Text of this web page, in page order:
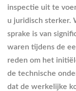
inspectie uit te
u juridisch sterker.
sprake is van
waren tijdens de
reden om het
de technische
dat de werkelijke